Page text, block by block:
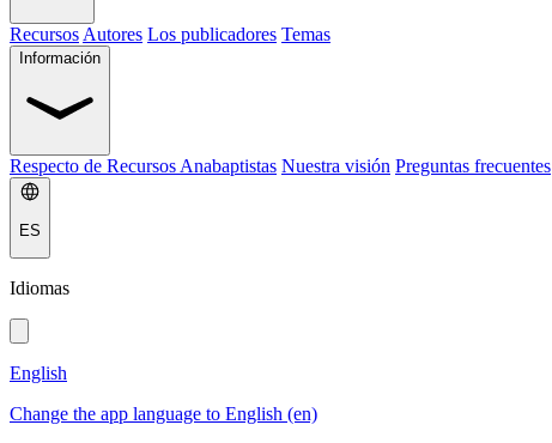
Recursos Autores Los publicadores Temas
Información
Respecto de Recursos Anabaptistas Nuestra visión Preguntas frecuentes
ES
Idiomas
English
Change the app language to English (en)